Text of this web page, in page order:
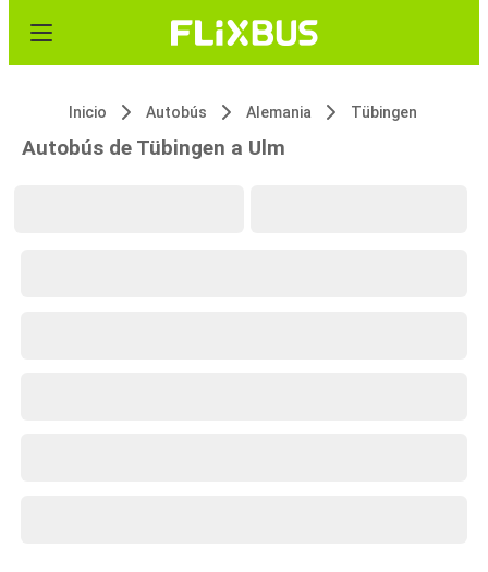
Inicio Autobús Alemania Tübingen
Autobús de Tübingen a Ulm